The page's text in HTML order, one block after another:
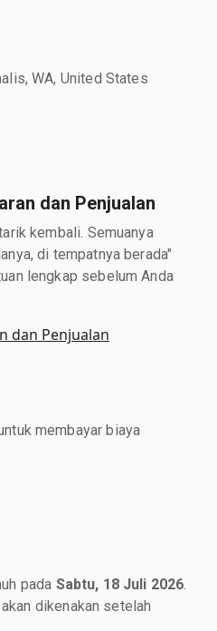
WA, United States
dan Penjualan
kembali. Semuanya
di tempatnya berada"
lengkap sebelum Anda
dan Penjualan
membayar biaya
pada Sabtu, 18 Juli 2026
dikenakan setelah